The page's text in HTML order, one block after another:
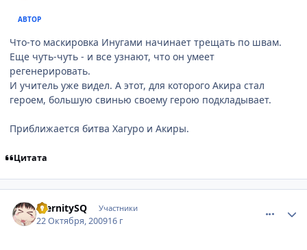
АВТОР
Что-то маскировка Инугами начинает трещать по швам.
Еще чуть-чуть - и все узнают, что он умеет
регенерировать.
И учитель уже видел. А этот, для которого Акира стал
героем, большую свинью своему герою подкладывает.
Приближается битва Хагуро и Акиры.
Цитата
EternitySQ Участники
22 Октября, 200916 г